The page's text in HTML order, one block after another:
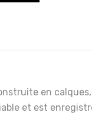
en
et est